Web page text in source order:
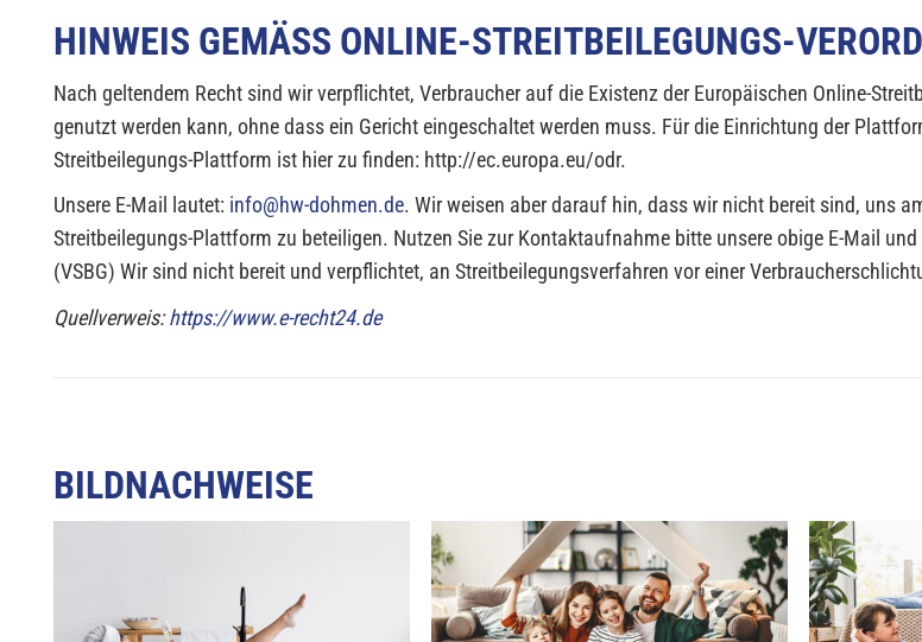
HINWEIS GEMÄSS ONLINE-STREITBEILEGUNGS-
Nach geltendem Recht sind wir verpflichtet, Verbraucher auf die Existenz der Europäischen Online-
genutzt werden kann, ohne dass ein Gericht eingeschaltet werden muss. Für die Einrichtung der
Streitbeilegungs-Plattform ist hier zu finden: http://ec.europa.eu/odr.
Unsere E-Mail lautet: info@hw-dohmen.de. Wir weisen aber darauf hin, dass wir nicht bereit sind, uns
Streitbeilegungs-Plattform zu beteiligen. Nutzen Sie zur Kontaktaufnahme bitte unsere obige E-Mail
(VSBG) Wir sind nicht bereit und verpflichtet, an Streitbeilegungsverfahren vor einer
Quellverweis:https://www.e-recht24.de
BILDNACHWEISE